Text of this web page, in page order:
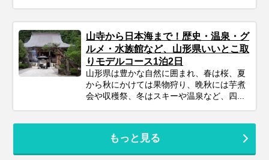
山寺から日本海まで！歴史・温泉・グ
ルメ・水族館など、山形県いいとこ取
りモデルコース1泊2日
山形県は豊かな自然に囲まれ、春は桜、夏
から秋にかけては果物狩り、晩秋には芋煮
会や収穫祭、冬はスキーや温泉など、四...
もっと見る